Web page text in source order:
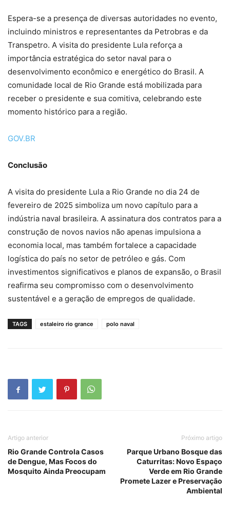
Espera-se a presença de diversas autoridades no evento,
incluindo ministros e representantes da Petrobras e da
Transpetro. A visita do presidente Lula reforça a
importância estratégica do setor naval para o
desenvolvimento econômico e energético do Brasil. A
comunidade local de Rio Grande está mobilizada para
receber o presidente e sua comitiva, celebrando este
momento histórico para a região.
GOV.BR
Conclusão
A visita do presidente Lula a Rio Grande no dia 24 de
fevereiro de 2025 simboliza um novo capítulo para a
indústria naval brasileira. A assinatura dos contratos para a
construção de novos navios não apenas impulsiona a
economia local, mas também fortalece a capacidade
logística do país no setor de petróleo e gás. Com
investimentos significativos e planos de expansão, o Brasil
reafirma seu compromisso com o desenvolvimento
sustentável e a geração de empregos de qualidade.
TAGS estaleiro rio grance polo naval
Artigo anterior
Rio Grande Controla Casos
de Dengue, Mas Focos do
Mosquito Ainda Preocupam
Próximo artigo
Parque Urbano Bosque das
Caturritas: Novo Espaço
Verde em Rio Grande
Promete Lazer e Preservação
Ambiental